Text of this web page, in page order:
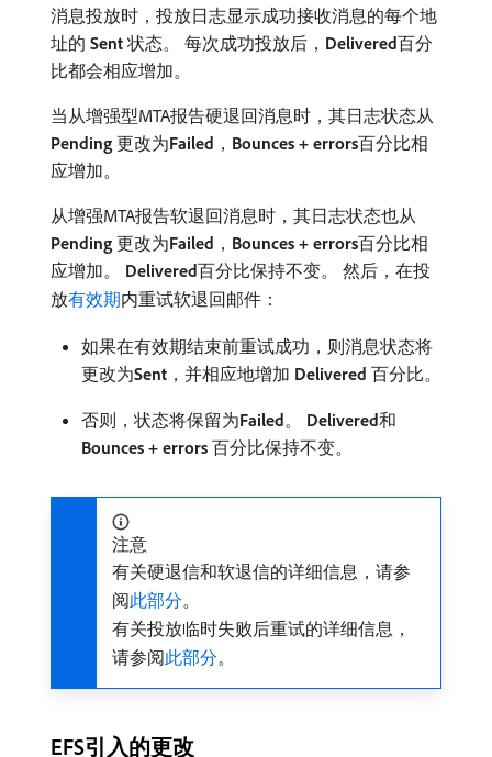
消息投放时，投放日志显示成功接收消息的每个地
址的​ Sent ​状态。 每次成功投放后， Delivered​百分
比都会相应增加。
当从增强型MTA报告硬退回消息时，其日志状态从​
Pending ​更改为​Failed ， Bounces + errors​百分比相
应增加。
从增强MTA报告软退回消息时，其日志状态也从​
Pending ​更改为​Failed ， Bounces + errors​百分比相
应增加。 Delivered​百分比保持不变。 然后，在投
放有效期内重试软退回邮件：
如果在有效期结束前重试成功，则消息状态将
更改为​Sent ，并相应地增加​ Delivered ​百分比。
否则，状态将保留为​Failed。 Delivered​和​
Bounces + errors ​百分比保持不变。
注意
有关硬退信和软退信的详细信息，请参
阅此部分。
有关投放临时失败后重试的详细信息，
请参阅此部分。
EFS引入的更改